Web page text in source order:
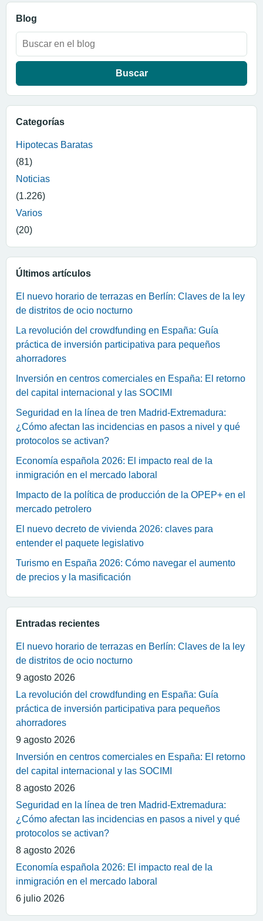
Blog
Buscar:
Categorías
Hipotecas Baratas
(81)
Noticias
(1.226)
Varios
(20)
Últimos artículos
El nuevo horario de terrazas en Berlín: Claves de la ley
de distritos de ocio nocturno
La revolución del crowdfunding en España: Guía
práctica de inversión participativa para pequeños
ahorradores
Inversión en centros comerciales en España: El retorno
del capital internacional y las SOCIMI
Seguridad en la línea de tren Madrid-Extremadura:
¿Cómo afectan las incidencias en pasos a nivel y qué
protocolos se activan?
Economía española 2026: El impacto real de la
inmigración en el mercado laboral
Impacto de la política de producción de la OPEP+ en el
mercado petrolero
El nuevo decreto de vivienda 2026: claves para
entender el paquete legislativo
Turismo en España 2026: Cómo navegar el aumento
de precios y la masificación
Entradas recientes
El nuevo horario de terrazas en Berlín: Claves de la ley
de distritos de ocio nocturno
9 agosto 2026
La revolución del crowdfunding en España: Guía
práctica de inversión participativa para pequeños
ahorradores
9 agosto 2026
Inversión en centros comerciales en España: El retorno
del capital internacional y las SOCIMI
8 agosto 2026
Seguridad en la línea de tren Madrid-Extremadura:
¿Cómo afectan las incidencias en pasos a nivel y qué
protocolos se activan?
8 agosto 2026
Economía española 2026: El impacto real de la
inmigración en el mercado laboral
6 julio 2026